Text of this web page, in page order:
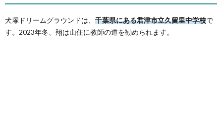
犬塚ドリームグラウンドは、 千葉県にある君津市立久留里中学校で
す。2023年冬、翔は山住に教師の道を勧められます。